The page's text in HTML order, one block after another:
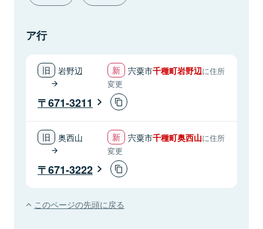
ア行
岩野辺 宍粟市千種町岩野辺に住所
変更
671-3211
奥西山 宍粟市千種町奥西山に住所
変更
671-3222
このページの先頭に戻る